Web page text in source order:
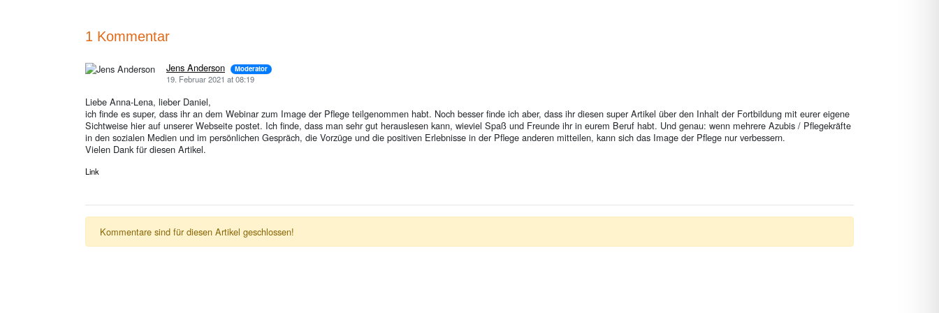
1 Kommentar
Jens Anderson Moderator
19. Februar 2021 at 08:19
Liebe Anna-Lena, lieber Daniel,
ich finde es super, dass ihr an dem Webinar zum Image der Pflege teilgenommen habt. Noch besser finde ich aber, dass ihr diesen super Artikel über den Inhalt der Fortbildung mit eurer eigene
Sichtweise hier auf unserer Webseite postet. Ich finde, dass man sehr gut herauslesen kann, wieviel Spaß und Freunde ihr in eurem Beruf habt. Und genau: wenn mehrere Azubis / Pflegekräfte
in den sozialen Medien und im persönlichen Gespräch, die Vorzüge und die positiven Erlebnisse in der Pflege anderen mitteilen, kann sich das Image der Pflege nur verbessern.
Vielen Dank für diesen Artikel.
Link
Kommentare sind für diesen Artikel geschlossen!